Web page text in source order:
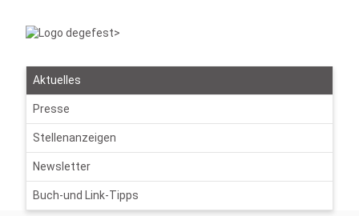
Aktuelles
Presse
Stellenanzeigen
Newsletter
Buch-und Link-Tipps